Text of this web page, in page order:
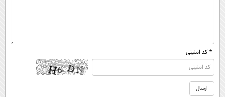
* کد امنیتی